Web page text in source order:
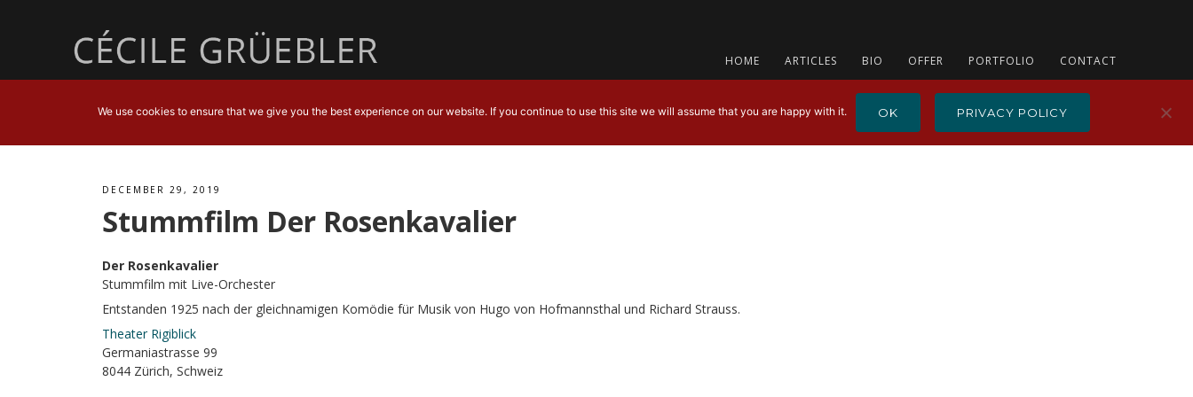
HOME ARTICLES BIO OFFER PORTFOLIO CONTACT
DECEMBER 29, 2019
Stummfilm Der Rosenkavalier
Der Rosenkavalier
Stummfilm mit Live-Orchester
Entstanden 1925 nach der gleichnamigen Komödie für Musik von Hugo von Hofmannsthal und Richard Strauss.
Theater Rigiblick
Germaniastrasse 99
8044 Zürich, Schweiz
We use cookies to ensure that we give you the best experience on our website. If you continue to use this site we will assume that you are happy with it. OK PRIVACY POLICY